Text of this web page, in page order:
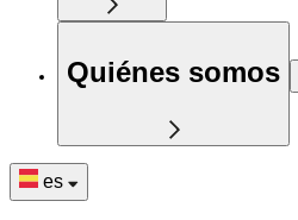
Quiénes somos
es